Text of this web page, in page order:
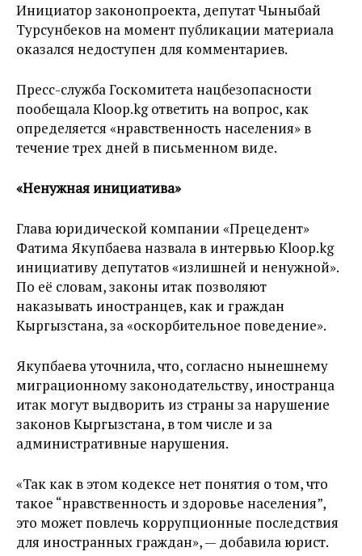
Инициатор законопроекта, депутат Чыныбай
Турсунбеков на момент публикации материала
оказался недоступен для комментариев.
Пресс-служба Госкомитета нацбезопасности
пообещала Kloop.kg ответить на вопрос, как
определяется «нравственность населения» в
течение трех дней в письменном виде.
«Ненужная инициатива»
Глава юридической компании «Прецедент»
Фатима Якупбаева назвала в интервью Kloop.kg
инициативу депутатов «излишней и ненужной».
По её словам, законы итак позволяют
наказывать иностранцев, как и граждан
Кыргызстана, за «оскорбительное поведение».
Якупбаева уточнила, что, согласно нынешнему
миграционному законодательству, иностранца
итак могут выдворить из страны за нарушение
законов Кыргызстана, в том числе и за
административные нарушения.
«Так как в этом кодексе нет понятия о том, что
такое “нравственность и здоровье населения”,
это может повлечь коррупционные последствия
для иностранных граждан», — добавила юрист.